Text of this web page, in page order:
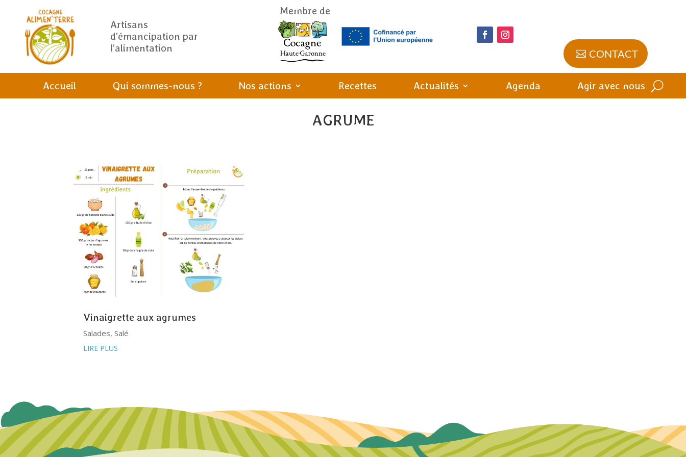
Artisans
d’émancipation par
l’alimentation
Membre de
CONTACT
Accueil Qui sommes-nous ? Nos actions Recettes Actualités Agenda Agir avec nous
AGRUME
Vinaigrette aux agrumes
Salades,Salé
LIRE PLUS